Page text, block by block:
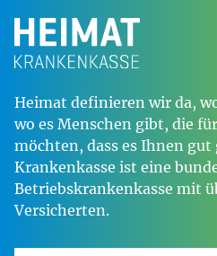
Heimat definieren wir da,
wo es Menschen gibt, die
möchten, dass es Ihnen gut
Krankenkasse ist eine
Betriebskrankenkasse mit
Versicherten.